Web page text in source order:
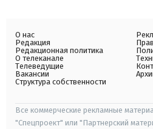
О нас
Редакция
Редакционная политика
О телеканале
Телеведущие
Вакансии
Структура собственности
Все коммерческие рекламные
"Спецпроект" или "Партнерский